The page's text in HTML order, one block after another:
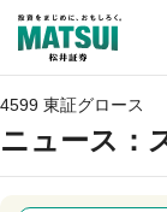
4599 東証グロース
ニュース ：